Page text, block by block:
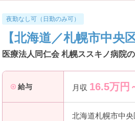
夜勤なし可（日勤のみ可）
【北海道／札幌市中
医療法人同仁会 札幌ススキノ病院
給与 月収 16.5万円
北海道札幌市中央